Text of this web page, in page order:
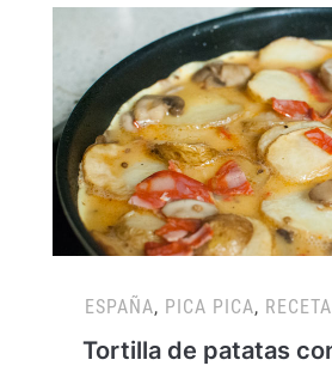
ESPAÑA, PICA PICA,
Tortilla de patatas